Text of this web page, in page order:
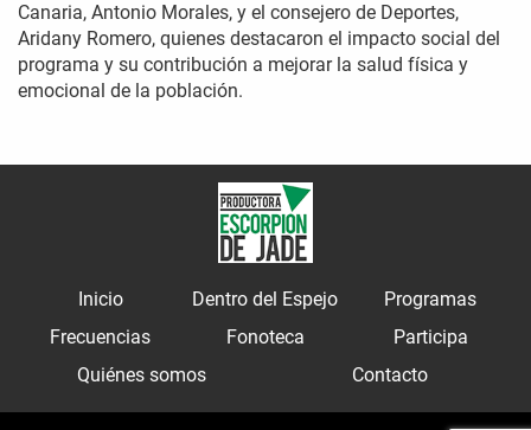
Canaria, Antonio Morales, y el consejero de Deportes,
Aridany Romero, quienes destacaron el impacto social del
programa y su contribución a mejorar la salud física y
emocional de la población.
Inicio Dentro del Espejo
Programas
Frecuencias
Fonoteca
Participa
Quiénes somos
Contacto